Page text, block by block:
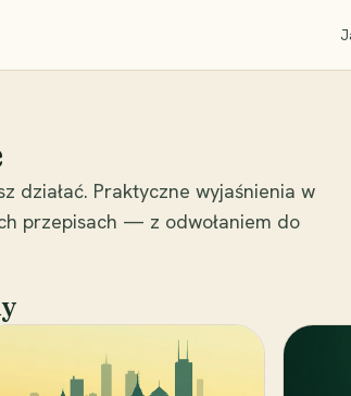
działać. Praktyczne wyjaśnienia w
przepisach — z odwołaniem do